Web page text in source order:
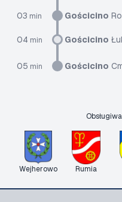
03 min Gościcino
04 min Gościcino
05 min Gościcino
Wejherowo Rumia